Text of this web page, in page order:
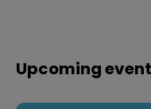
Upcoming